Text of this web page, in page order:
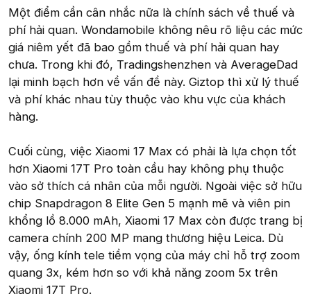
Một điểm cần cân nhắc nữa là chính sách về thuế và
phí hải quan. Wondamobile không nêu rõ liệu các mức
giá niêm yết đã bao gồm thuế và phí hải quan hay
chưa. Trong khi đó, Tradingshenzhen và AverageDad
lại minh bạch hơn về vấn đề này. Giztop thì xử lý thuế
và phí khác nhau tùy thuộc vào khu vực của khách
hàng.
Cuối cùng, việc Xiaomi 17 Max có phải là lựa chọn tốt
hơn Xiaomi 17T Pro toàn cầu hay không phụ thuộc
vào sở thích cá nhân của mỗi người. Ngoài việc sở hữu
chip Snapdragon 8 Elite Gen 5 mạnh mẽ và viên pin
khổng lồ 8.000 mAh, Xiaomi 17 Max còn được trang bị
camera chính 200 MP mang thương hiệu Leica. Dù
vậy, ống kính tele tiềm vọng của máy chỉ hỗ trợ zoom
quang 3x, kém hơn so với khả năng zoom 5x trên
Xiaomi 17T Pro.